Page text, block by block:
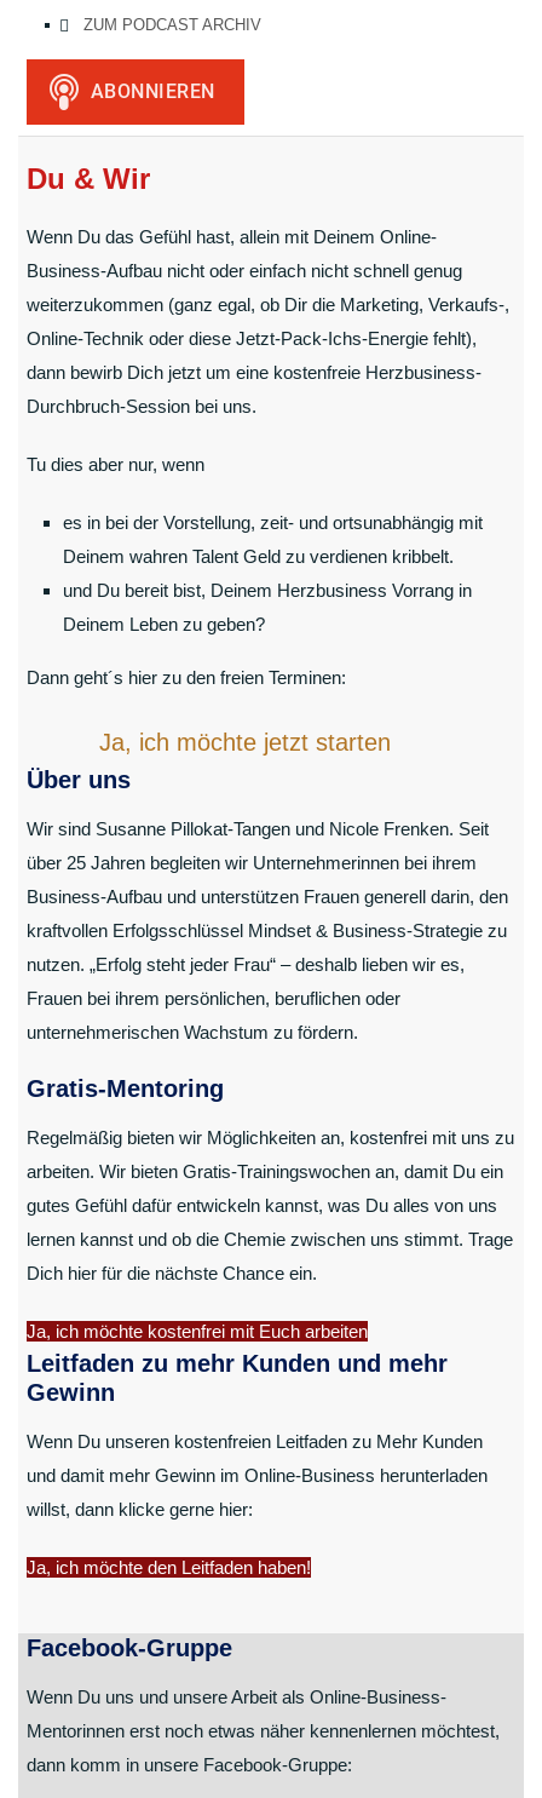
ZUM PODCAST ARCHIV
Du & Wir
Wenn Du das Gefühl hast, allein mit Deinem Online-
Business-Aufbau nicht oder einfach nicht schnell genug
weiterzukommen (ganz egal, ob Dir die Marketing, Verkaufs-,
Online-Technik oder diese Jetzt-Pack-Ichs-Energie fehlt),
dann bewirb Dich jetzt um eine kostenfreie Herzbusiness-
Durchbruch-Session bei uns.
Tu dies aber nur, wenn
es in bei der Vorstellung, zeit- und ortsunabhängig mit
Deinem wahren Talent Geld zu verdienen kribbelt.
und Du bereit bist, Deinem Herzbusiness Vorrang in
Deinem Leben zu geben?
Dann geht´s hier zu den freien Terminen:
Ja, ich möchte jetzt starten
Über uns
Wir sind Susanne Pillokat-Tangen und Nicole Frenken. Seit
über 25 Jahren begleiten wir Unternehmerinnen bei ihrem
Business-Aufbau und unterstützen Frauen generell darin, den
kraftvollen Erfolgsschlüssel Mindset & Business-Strategie zu
nutzen. „Erfolg steht jeder Frau“ – deshalb lieben wir es,
Frauen bei ihrem persönlichen, beruflichen oder
unternehmerischen Wachstum zu fördern.
Gratis-Mentoring
Regelmäßig bieten wir Möglichkeiten an, kostenfrei mit uns zu
arbeiten. Wir bieten Gratis-Trainingswochen an, damit Du ein
gutes Gefühl dafür entwickeln kannst, was Du alles von uns
lernen kannst und ob die Chemie zwischen uns stimmt. Trage
Dich hier für die nächste Chance ein.
Ja, ich möchte kostenfrei mit Euch arbeiten
Leitfaden zu mehr Kunden und mehr
Gewinn
Wenn Du unseren kostenfreien Leitfaden zu Mehr Kunden
und damit mehr Gewinn im Online-Business herunterladen
willst, dann klicke gerne hier:
Ja, ich möchte den Leitfaden haben!
Facebook-Gruppe
Wenn Du uns und unsere Arbeit als Online-Business-
Mentorinnen erst noch etwas näher kennenlernen möchtest,
dann komm in unsere Facebook-Gruppe: